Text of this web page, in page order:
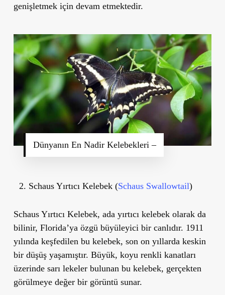
genişletmek için devam etmektedir.
Dünyanın En Nadir Kelebekleri –
Schaus Yırtıcı Kelebek (Schaus Swallowtail)
Schaus Yırtıcı Kelebek, ada yırtıcı kelebek olarak da
bilinir, Florida’ya özgü büyüleyici bir canlıdır. 1911
yılında keşfedilen bu kelebek, son on yıllarda keskin
bir düşüş yaşamıştır. Büyük, koyu renkli kanatları
üzerinde sarı lekeler bulunan bu kelebek, gerçekten
görülmeye değer bir görüntü sunar.